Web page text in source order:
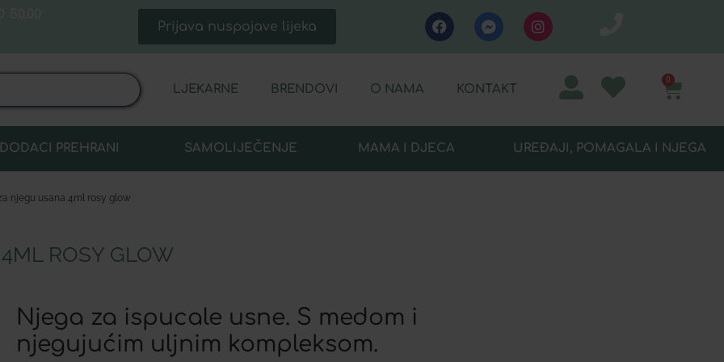
Prijava nuspojave lijeka
LJEKARNE BRENDOVI O NAMA KONTAKT
0
DODACI PREHRANI SAMOLIJEČENJE MAMA I DJECA UREĐAJI, POMAGALA I NJEGA
njegu usana 4ml rosy glow
ROSY GLOW
Njega za ispucale usne. S medom i
njegujućim uljnim kompleksom.